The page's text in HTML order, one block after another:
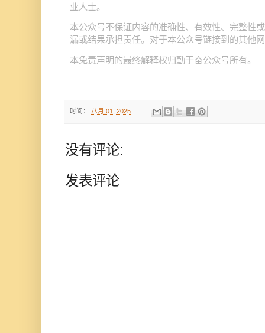
业人士。
本公众号不保证内容的准确性、有效性、完整性
漏或结果承担责任。对于本公众号链接到的其他
本免责声明的最终解释权归勤于奋公众号所有。
时间： 八月 01, 2025
没有评论:
发表评论